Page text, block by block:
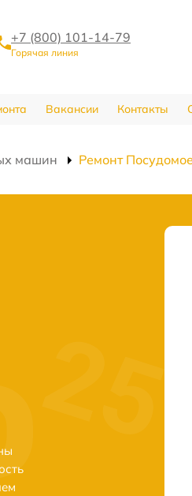
+7 (800) 101-14-79
Горячая линия
Вакансии Контакты
машин Ремонт